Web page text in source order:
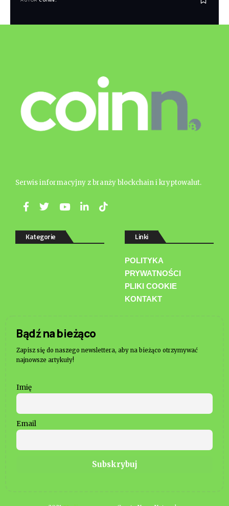
Serwis informacyjny z branży blockchain i kryptowalut.
Kategorie Linki
POLITYKA
PRYWATNOŚCI
PLIKI COOKIE
KONTAKT
Bądź na bieżąco
Zapisz się do naszego newslettera, aby na bieżąco otrzymywać
najnowsze artykuły!
Imię
Email